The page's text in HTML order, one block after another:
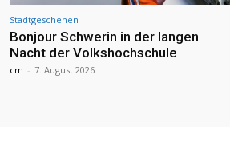
Stadtgeschehen
Bonjour Schwerin in der langen
Nacht der Volkshochschule
cm - 7. August 2026